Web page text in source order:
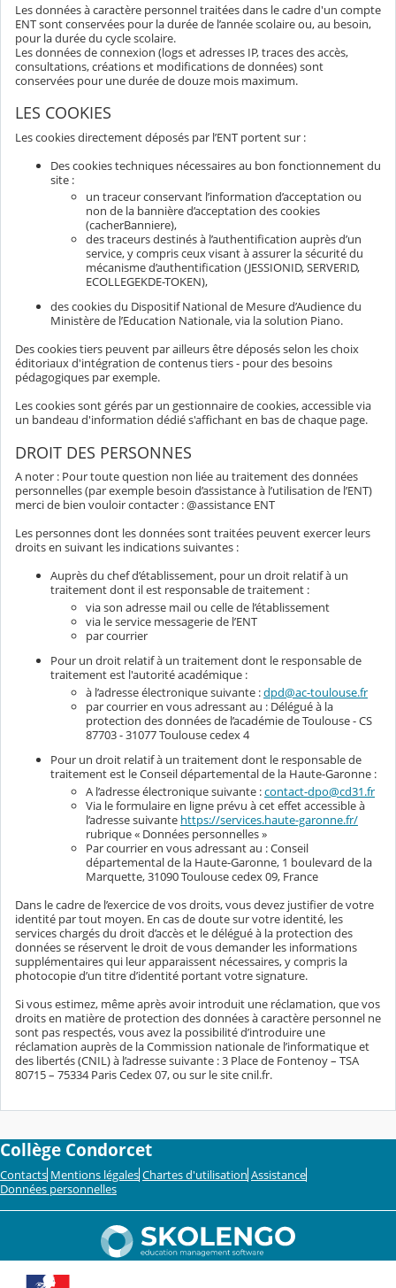
Les données à caractère personnel traitées dans le cadre d'un compte
ENT sont conservées pour la durée de l’année scolaire ou, au besoin,
pour la durée du cycle scolaire.
Les données de connexion (logs et adresses IP, traces des accès,
consultations, créations et modifications de données) sont
conservées pour une durée de douze mois maximum.
LES COOKIES
Les cookies directement déposés par l’ENT portent sur :
Des cookies techniques nécessaires au bon fonctionnement du
site :
un traceur conservant l’information d’acceptation ou
non de la bannière d’acceptation des cookies
(cacherBanniere),
des traceurs destinés à l’authentification auprès d’un
service, y compris ceux visant à assurer la sécurité du
mécanisme d’authentification (JESSIONID, SERVERID,
ECOLLEGEKDE-TOKEN),
des cookies du Dispositif National de Mesure d’Audience du
Ministère de l’Education Nationale, via la solution Piano.
Des cookies tiers peuvent par ailleurs être déposés selon les choix
éditoriaux d'intégration de contenus tiers - pour des besoins
pédagogiques par exemple.
Les cookies sont gérés par un gestionnaire de cookies, accessible via
un bandeau d'information dédié s'affichant en bas de chaque page.
DROIT DES PERSONNES
A noter : Pour toute question non liée au traitement des données
personnelles (par exemple besoin d’assistance à l’utilisation de l’ENT)
merci de bien vouloir contacter : @assistance ENT
Les personnes dont les données sont traitées peuvent exercer leurs
droits en suivant les indications suivantes :
Auprès du chef d’établissement, pour un droit relatif à un
traitement dont il est responsable de traitement :
via son adresse mail ou celle de l’établissement
via le service messagerie de l’ENT
par courrier
Pour un droit relatif à un traitement dont le responsable de
traitement est l'autorité académique :
à l’adresse électronique suivante :dpd@ac-toulouse.fr
par courrier en vous adressant au : Délégué à la
protection des données de l’académie de Toulouse - CS
87703 - 31077 Toulouse cedex 4
Pour un droit relatif à un traitement dont le responsable de
traitement est le Conseil départemental de la Haute-Garonne :
A l’adresse électronique suivante :contact-dpo@cd31.fr
Via le formulaire en ligne prévu à cet effet accessible à
l’adresse suivante https://services.haute-garonne.fr/
rubrique « Données personnelles »
Par courrier en vous adressant au : Conseil
départemental de la Haute-Garonne, 1 boulevard de la
Marquette, 31090 Toulouse cedex 09, France
Dans le cadre de l’exercice de vos droits, vous devez justifier de votre
identité par tout moyen. En cas de doute sur votre identité, les
services chargés du droit d’accès et le délégué à la protection des
données se réservent le droit de vous demander les informations
supplémentaires qui leur apparaissent nécessaires, y compris la
photocopie d’un titre d’identité portant votre signature.
Si vous estimez, même après avoir introduit une réclamation, que vos
droits en matière de protection des données à caractère personnel ne
sont pas respectés, vous avez la possibilité d’introduire une
réclamation auprès de la Commission nationale de l’informatique et
des libertés (CNIL) à l’adresse suivante : 3 Place de Fontenoy – TSA
80715 – 75334 Paris Cedex 07, ou sur le site cnil.fr.
Collège Condorcet
Contacts Mentions légales Chartes d'utilisation Assistance
Données personnelles